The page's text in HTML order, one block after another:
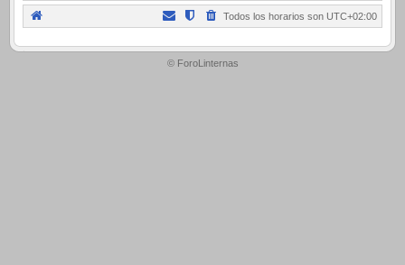
Todos los horarios son UTC+02:00
.
© ForoLinternas